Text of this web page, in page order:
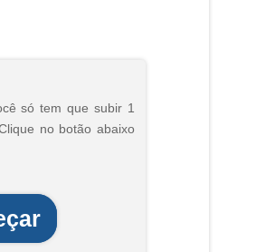
só tem que subir 1
no botão abaixo